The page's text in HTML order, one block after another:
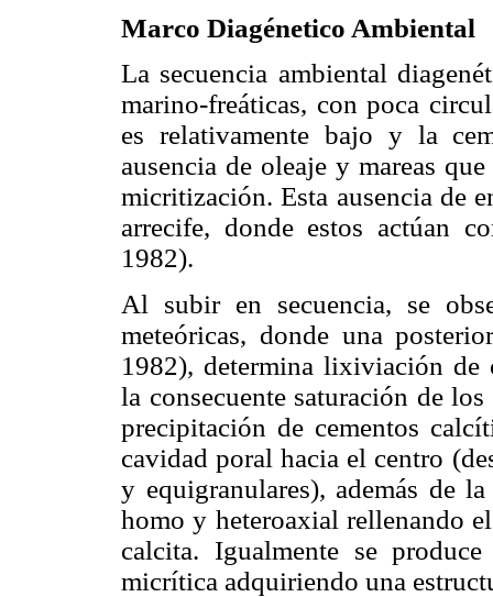
Marco Diagénetico Ambiental
La secuencia ambiental
marino-freáticas, con poca
es relativamente bajo y la
ausencia de oleaje y mareas
micritización. Esta ausencia de
arrecife, donde estos actúan
1982).
Al subir en secuencia, se
meteóricas, donde una
1982), determina lixiviación de
la consecuente saturación de
precipitación de cementos
cavidad poral hacia el centro
y equigranulares), además de
homo y heteroaxial rellenando
calcita. Igualmente se
micrítica adquiriendo una